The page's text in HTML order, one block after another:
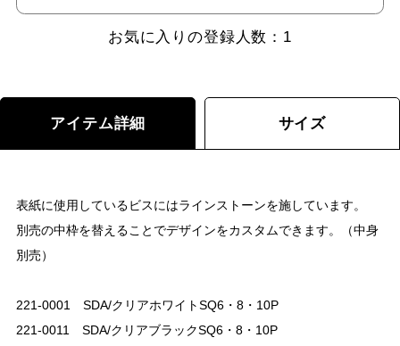
お気に入りの登録人数： 1
アイテム詳細 サイズ
表紙に使用しているビスにはラインストーンを施しています。
別売の中枠を替えることでデザインをカスタムできます。（中身
別売）
221-0001 SDA/クリアホワイトSQ6・8・10P
221-0011 SDA/クリアブラックSQ6・8・10P